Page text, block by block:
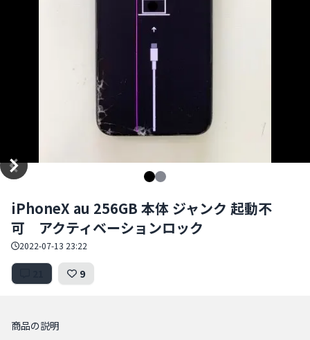
iPhoneX au 256GB 本体 ジャンク 起動不
可 アクティベーションロック
2022-07-13 23:22
9
商品の説明